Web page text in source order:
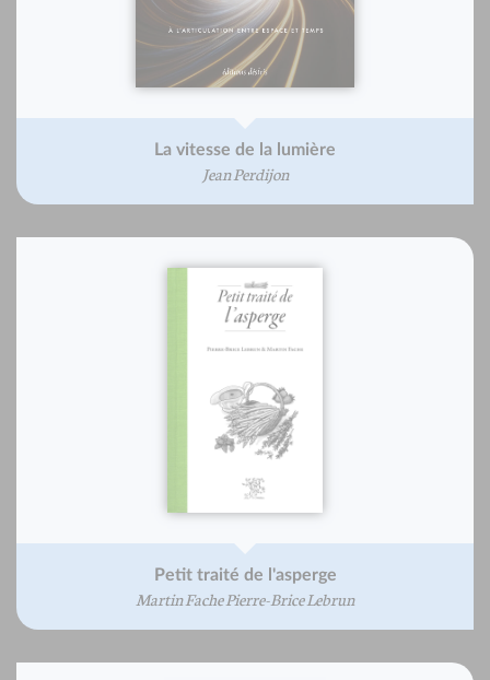
La vitesse de la lumière
Jean Perdijon
Petit traité de l'asperge
Martin Fache Pierre-Brice Lebrun